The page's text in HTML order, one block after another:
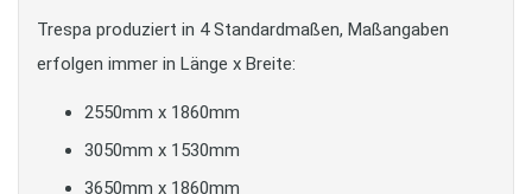
Trespa produziert in 4 Standardmaßen, Maßangaben
erfolgen immer in Länge x Breite:
2550mm x 1860mm
3050mm x 1530mm
3650mm x 1860mm